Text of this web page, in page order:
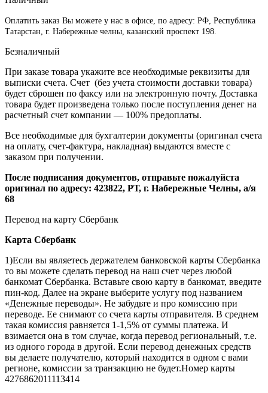
Оплатить заказ Вы можете у нас в офисе, по адресу: РФ, Республика
Татарстан, г. Набережные челны, казанский проспект 198.
Безналичный
При заказе товара укажите все необходимые реквизиты для
выписки счета. Счет (без учета стоимости доставки товара)
будет сброшен по факсу или на электронную почту. Доставка
товара будет произведена только после поступления денег на
расчетный счет компании — 100% предоплаты.
Все необходимые для бухгалтерии документы (оригинал счета
на оплату, счет-фактура, накладная) выдаются вместе с
заказом при получении.
После подписания документов, отправьте пожалуйста
оригинал по адресу: 423822, РТ, г. Набережные Челны, а/я
68
Перевод на карту Сбербанк
Карта Сбербанк
1)Если вы являетесь держателем банковской карты Сбербанка
то вы можете сделать перевод на наш счет через любой
банкомат Сбербанка. Вставьте свою карту в банкомат, введите
пин-код. Далее на экране выберите услугу под названием
«Денежные переводы». Не забудьте и про комиссию при
переводе. Ее снимают со счета карты отправителя. В среднем
такая комиссия равняется 1-1,5% от суммы платежа. И
взимается она в том случае, когда перевод региональный, т.е.
из одного города в другой. Если перевод денежных средств
вы делаете получателю, который находится в одном с вами
регионе, комиссии за транзакцию не будет.Номер карты
4276862011113414